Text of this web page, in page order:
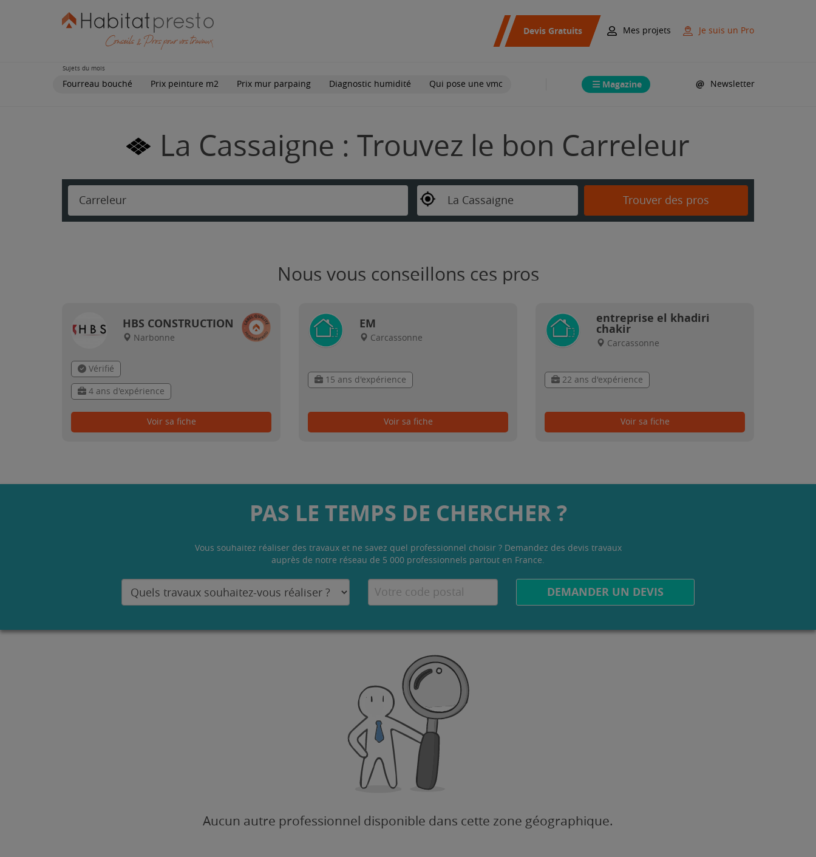
Devis Gratuits Mes projets Je suis un Pro
Sujets du mois
Fourreau bouché Prix peinture m2 Prix mur parpaing Diagnostic humidité Qui pose une vmc Magazine Newsletter
La Cassaigne : Trouvez le bon Carreleur
Carreleur La Cassaigne Trouver des pros
Nous vous conseillons ces pros
HBS CONSTRUCTION
Narbonne
Vérifié
4 ans d'expérience
Voir sa fiche
EM
Carcassonne
15 ans d'expérience
Voir sa fiche
entreprise el khadiri
chakir
Carcassonne
22 ans d'expérience
Voir sa fiche
PAS LE TEMPS DE CHERCHER ?
Vous souhaitez réaliser des travaux et ne savez quel professionnel choisir ? Demandez des devis travaux
auprès de notre réseau de 5 000 professionnels partout en France.
DEMANDER UN DEVIS
Aucun autre professionnel disponible dans cette zone géographique.